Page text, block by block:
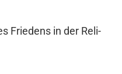
Frie­dens in der Reli­